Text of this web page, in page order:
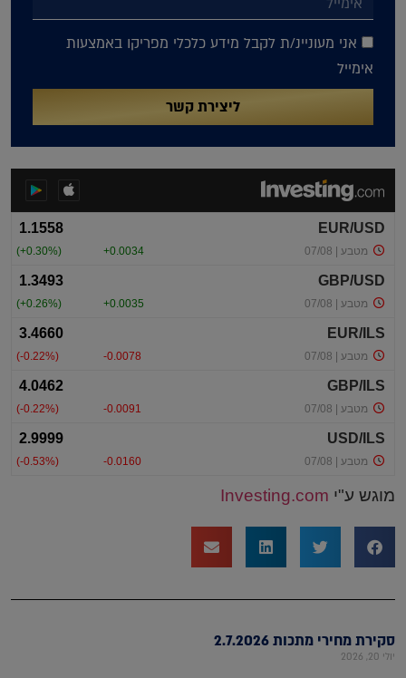
אני מעוניינ/ת לקבל מידע כלכלי מפריקו באמצעות
אימייל
ליצירת קשר
מוגש ע"י Investing.com
סקירת מחירי מתכות 2.7.2026
יולי 20, 2026